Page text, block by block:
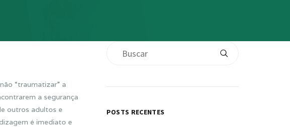
“traumatizar” a
a segurança
outros adultos e
é imediato e
POSTS RECENTES